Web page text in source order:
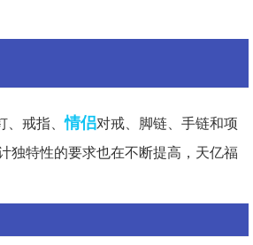
、戒指、情侣对戒、脚链、手链和项
独特性的要求也在不断提高，天亿福